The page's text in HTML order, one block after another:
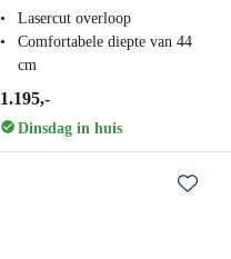
Lasercut overloop
Comfortabele diepte van 44
cm
1.195,-
Dinsdag in huis